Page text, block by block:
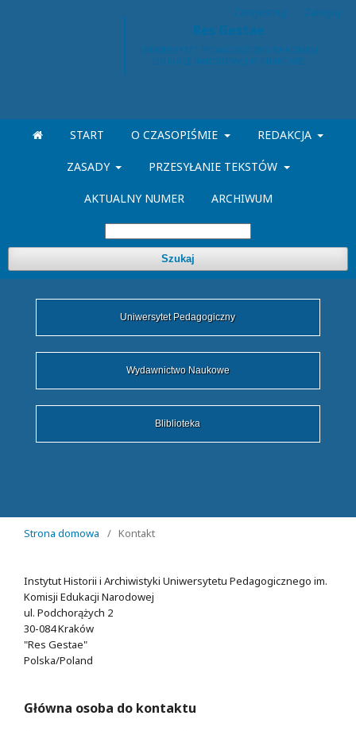
Res Gestae
START O CZASOPIŚMIE REDAKCJA
ZASADY PRZESYŁANIE TEKSTÓW
AKTUALNY NUMER ARCHIWUM
Szukaj
Zarejestruj Zaloguj
Uniwersytet Pedagogiczny
Wydawnictwo Naukowe
Bliblioteka
Strona domowa / Kontakt
Instytut Historii i Archiwistyki Uniwersytetu Pedagogicznego im.
Komisji Edukacji Narodowej
ul. Podchorążych 2
30-084 Kraków
"Res Gestae"
Polska/Poland
Główna osoba do kontaktu